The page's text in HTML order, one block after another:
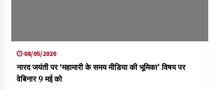
08/05/2020
नारद जयंती पर ‘महामारी के समय मीडिया की भूमिका’ विषय पर
वेबिनार 9 मई को